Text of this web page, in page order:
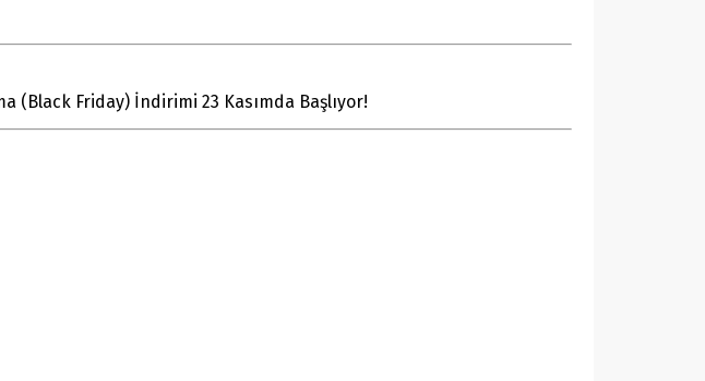
(Black Friday) İndirimi 23 Kasımda Başlıyor!